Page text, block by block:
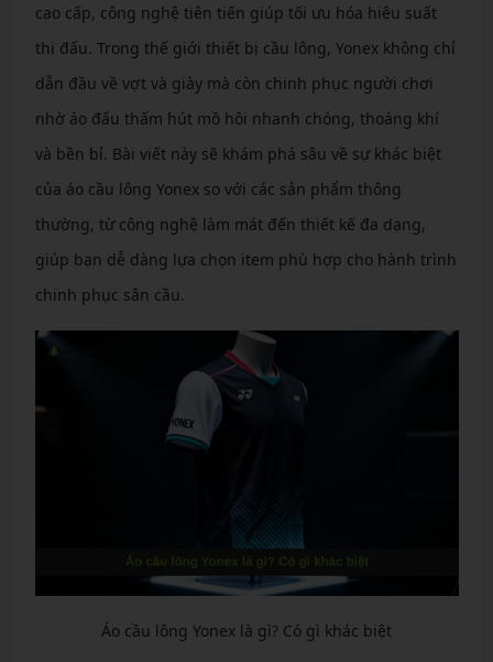
cao cấp, công nghệ tiên tiến giúp tối ưu hóa hiệu suất
thi đấu. Trong thế giới thiết bị cầu lông, Yonex không chỉ
dẫn đầu về vợt và giày mà còn chinh phục người chơi
nhờ áo đấu thấm hút mồ hôi nhanh chóng, thoáng khí
và bền bỉ. Bài viết này sẽ khám phá sâu về sự khác biệt
của áo cầu lông Yonex so với các sản phẩm thông
thường, từ công nghệ làm mát đến thiết kế đa dạng,
giúp bạn dễ dàng lựa chọn item phù hợp cho hành trình
chinh phục sân cầu.
Áo cầu lông Yonex là gì? Có gì khác biệt